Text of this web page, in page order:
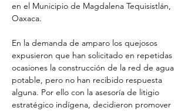
en el Municipio de Magdalena Tequisistlán,
Oaxaca.
En la demanda de amparo los quejosos
expusieron que han solicitado en repetidas
ocasiones la construcción de la red de agua
potable, pero no han recibido respuesta
alguna. Por ello con la asesoría de litigio
estratégico indígena, decidieron promover